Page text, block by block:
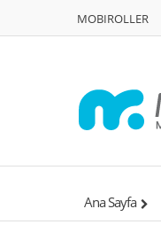
MOBIROLLER
Ana Sayfa